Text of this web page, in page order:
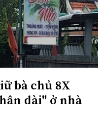
bà chủ 8X
dài" ở nhà